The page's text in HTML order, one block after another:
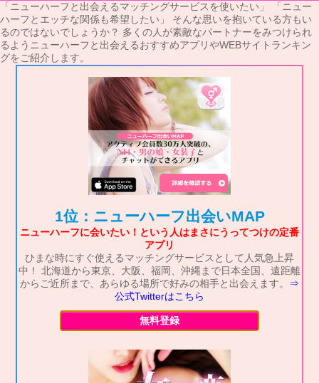
「ニューハーフと出会えるマッチングサービスを使いたい」 「ニュー
ハーフとエッチな関係も希望したい」 そんな思いを抱いている方もい
るのではないでしょうか？ 多くの人が素敵なパートナーをみつけられ
るようニューハーフと出会えるおすすめアプリやWEBサイトランキン
グをご紹介します。
1位：ニューハーフ出会いMAP
ニューハーフに会いたい！という人はまさにうってつけの定番
アプリ
ひまな時にすぐ使えるマッチングサービスとして人気急上昇
中！ 北海道から東京、大阪、福岡、沖縄まで日本全国、遠距離
からご近所まで、あらゆる場所で好みの相手と出会えます。
⇒
公式Twitterはこちら
無料登録